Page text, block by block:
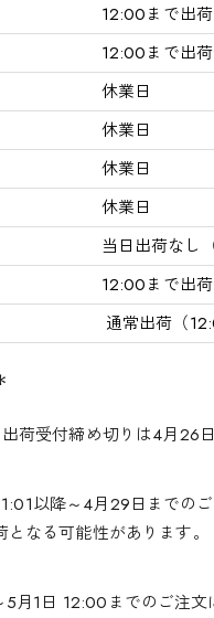
12:00まで出
12:00まで出
休業日
休業日
休業日
休業日
当日出荷なし
12:00まで出
通常出荷（
荷受付締め切りは4月26
以降～4月29日までの
となる可能性があります。
月1日 12:00までのご注文